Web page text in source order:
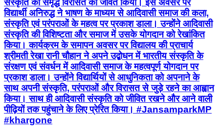
संस्कृति की समृद्ध विरासत को जीवंत किया। इस अवसर पर
विद्यार्थी अनिरुद्ध ने भाषण के माध्यम से आदिवासी समाज की कला,
संस्कृति एवं परंपराओं के महत्व पर प्रकाश डाला। उन्होंने आदिवासी
संस्कृति की विशिष्टता और समाज में उसके योगदान को रेखांकित
किया। कार्यक्रम के समापन अवसर पर विद्यालय की प्राचार्य
श्रीमती रेखा रानी चौहान ने अपने उद्बोधन में भारतीय संस्कृति के
संरक्षण एवं संवर्धन में आदिवासी समाज के महत्वपूर्ण योगदान पर
प्रकाश डाला। उन्होंने विद्यार्थियों से आधुनिकता को अपनाने के
साथ अपनी संस्कृति, परंपराओं और विरासत से जुड़े रहने का आह्वान
किया। साथ ही आदिवासी संस्कृति को जीवित रखने और आने वाली
पीढ़ियों तक पहुंचाने के लिए प्रेरित किया। #JansamparkMP
#khargone